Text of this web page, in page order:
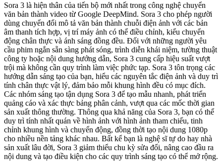
Sora 3 là hiện thân của tiến bộ mới nhất trong công nghệ chuyển
văn bản thành video từ Google DeepMind. Sora 3 cho phép người
dùng chuyển đổi mô tả văn bản thành chuỗi điện ảnh với các bản
âm thanh tích hợp, vị trí máy ảnh có thể điều chỉnh, kiểu chuyển
động chân thực và ánh sáng đồng đều. Đối với những người yêu
cầu phim ngắn sẵn sàng phát sóng, trình diễn khái niệm, tường thuật
công ty hoặc nội dung hướng dẫn, Sora 3 cung cấp hiệu suất vượt
trội mà không cần quy trình làm việc phức tạp. Sora 3 tôn trọng các
hướng dẫn sáng tạo của bạn, hiểu các nguyên tắc điện ảnh và duy trì
tính chân thực vật lý, đảm bảo mỗi khung hình đều có mục đích.
Các nhóm sáng tạo tận dụng Sora 3 để tạo mẫu nhanh, phát triển
quảng cáo và xác thực bảng phân cảnh, vượt qua các mốc thời gian
sản xuất thông thường. Thông qua khả năng của Sora 3, bạn có thể
duy trì tính nhất quán về hình ảnh với hình ảnh tham chiếu, tinh
chỉnh khung hình và chuyển động, đồng thời tạo nội dung 1080p
cho nhiều nền tảng khác nhau. Bất kể bạn là nghệ sĩ tự do hay nhà
sản xuất lâu đời, Sora 3 giảm thiểu chu kỳ sửa đổi, nâng cao đầu ra
nội dung và tạo điều kiện cho các quy trình sáng tạo có thể mở rộng.